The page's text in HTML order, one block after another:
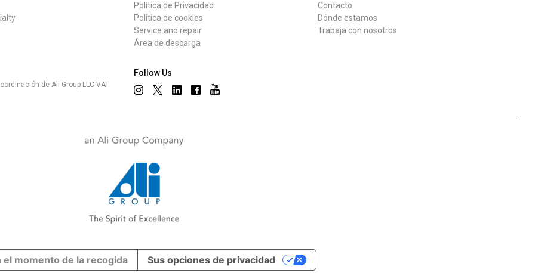
Política de Privacidad
Política de cookies
Service and repair
Área de descarga
Contacto
Dónde estamos
Trabaja con nosotros
Follow Us
de Ali Group LLC VAT
el momento de la recogida Sus opciones de privacidad